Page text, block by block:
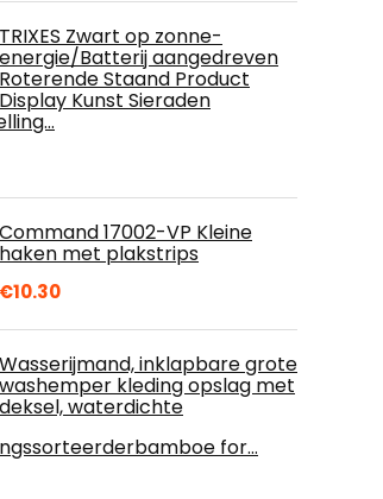
TRIXES Zwart op zonne-
energie/Batterij aangedreven
Roterende Staand Product
Display Kunst Sieraden
Command 17002-VP Kleine
haken met plakstrips
€10.30
Wasserijmand, inklapbare grote
washemper kleding opslag met
deksel, waterdichte
for…